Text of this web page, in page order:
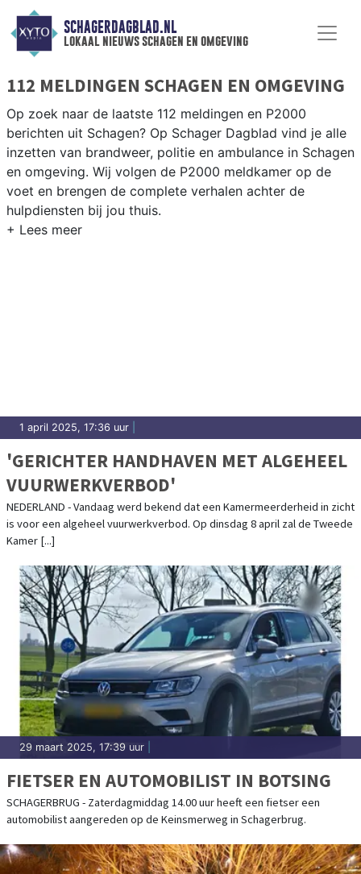
SCHAGERDAGBLAD.NL
lokaal nieuws schagen en omgeving
112 MELDINGEN SCHAGEN EN OMGEVING
Op zoek naar de laatste 112 meldingen en P2000
berichten uit Schagen? Op Schager Dagblad vind je alle
inzetten van brandweer, politie en ambulance in Schagen
en omgeving. Wij volgen de P2000 meldkamer op de
voet en brengen de complete verhalen achter de
hulpdiensten bij jou thuis.
1 april 2025, 17:36 uur
'GERICHTER HANDHAVEN MET ALGEHEEL
VUURWERKVERBOD'
NEDERLAND - Vandaag werd bekend dat een Kamermeerderheid in zicht
is voor een algeheel vuurwerkverbod. Op dinsdag 8 april zal de Tweede
Kamer [...]
29 maart 2025, 17:39 uur
FIETSER EN AUTOMOBILIST IN BOTSING
SCHAGERBRUG - Zaterdagmiddag 14.00 uur heeft een fietser een
automobilist aangereden op de Keinsmerweg in Schagerbrug.